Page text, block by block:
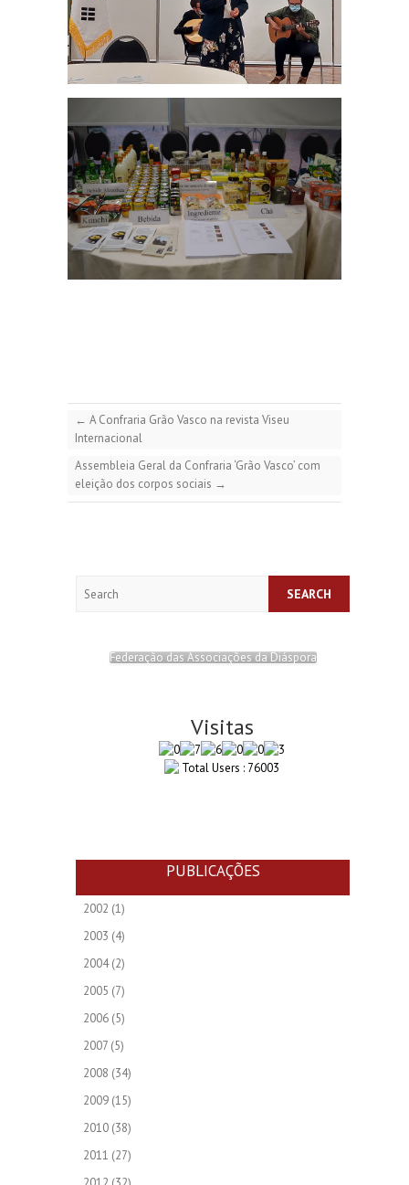
← A Confraria Grão Vasco na revista Viseu
Internacional
Assembleia Geral da Confraria ‘Grão Vasco’ com
eleição dos corpos sociais →
Federação das Associações da Diáspora
Visitas
Total Users : 76003
PUBLICAÇÕES
2002 (1)
2003 (4)
2004(2)
2005 (7)
2006 (5)
2007 (5)
2008 (34)
2009 (15)
2010 (38)
2011 (27)